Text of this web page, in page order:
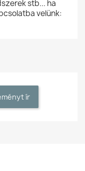
stb... ha
velünk:
ír